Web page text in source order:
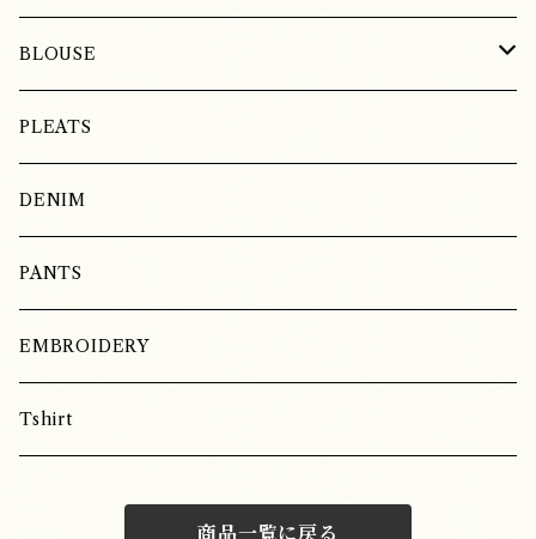
BLOUSE
LINEN
COTTON
SILK
PLEATS
DENIM
PANTS
EMBROIDERY
Tshirt
商品一覧に戻る